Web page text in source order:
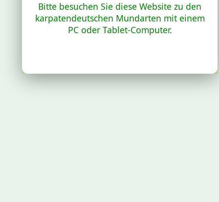
Bitte besuchen Sie diese Website zu den
karpatendeutschen Mundarten mit einem
PC oder Tablet-Computer.